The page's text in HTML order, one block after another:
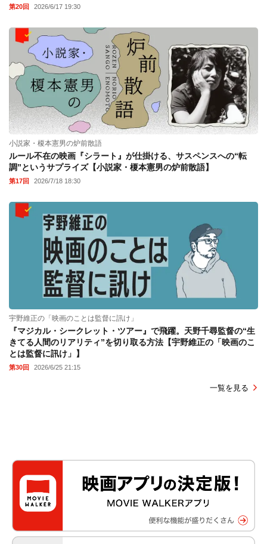
第20回 2026/6/17 19:30
小説家・榎本憲男の炉前散語
ルール不在の映画『シラート』が仕掛ける、サスペンスへの“転
調”というサプライズ【小説家・榎本憲男の炉前散語】
第17回 2026/7/18 18:30
宇野維正の「映画のことは監督に訊け」
『マジカル・シークレット・ツアー』で飛躍。天野千尋監督の“生
きてる人間のリアリティ”を切り取る方法【宇野維正の「映画のこ
とは監督に訊け」】
第30回 2026/6/25 21:15
一覧を見る